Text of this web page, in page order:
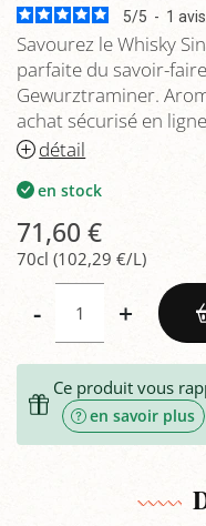
5/5 - 1 avis
Savourez le Whisky
parfaite du savoir-
Gewurztraminer.
achat sécurisé en
détail
en stock
71,60 €
70cl (102,29 €/L)
- +
Ce produit vous
en savoir plus